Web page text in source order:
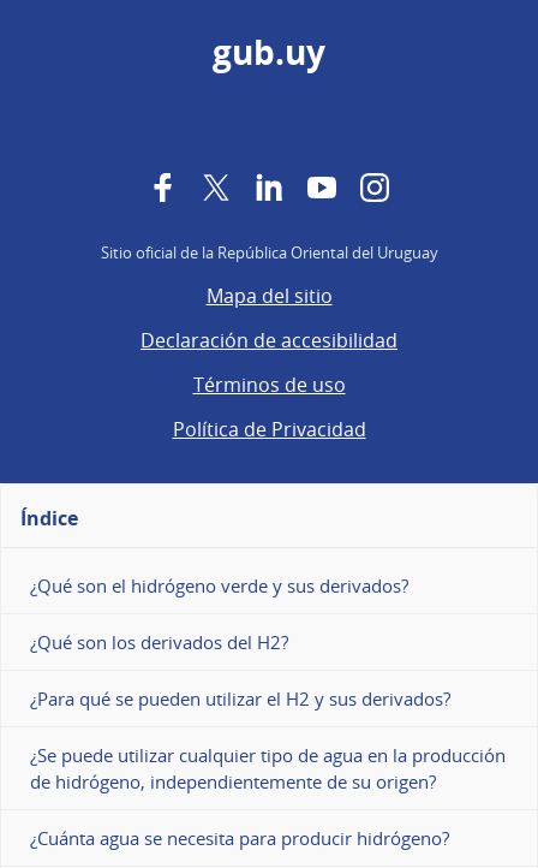
gub.uy
FacebookTwitter LinkedInYouTubeInstagram
Sitio oficial de la República Oriental del Uruguay
Mapa del sitio
Declaración de accesibilidad
Términos de uso
Política de Privacidad
Índice
¿Qué son el hidrógeno verde y sus derivados?
¿Qué son los derivados del H2?
¿Para qué se pueden utilizar el H2 y sus derivados?
¿Se puede utilizar cualquier tipo de agua en la producción
de hidrógeno, independientemente de su origen?
¿Cuánta agua se necesita para producir hidrógeno?